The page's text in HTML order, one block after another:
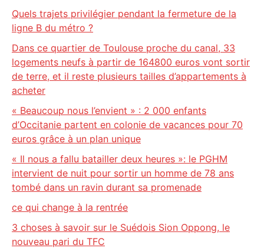
Quels trajets privilégier pendant la fermeture de la
ligne B du métro ?
Dans ce quartier de Toulouse proche du canal, 33
logements neufs à partir de 164800 euros vont sortir
de terre, et il reste plusieurs tailles d’appartements à
acheter
« Beaucoup nous l’envient » : 2 000 enfants
d’Occitanie partent en colonie de vacances pour 70
euros grâce à un plan unique
« Il nous a fallu batailler deux heures »: le PGHM
intervient de nuit pour sortir un homme de 78 ans
tombé dans un ravin durant sa promenade
ce qui change à la rentrée
3 choses à savoir sur le Suédois Sion Oppong, le
nouveau pari du TFC